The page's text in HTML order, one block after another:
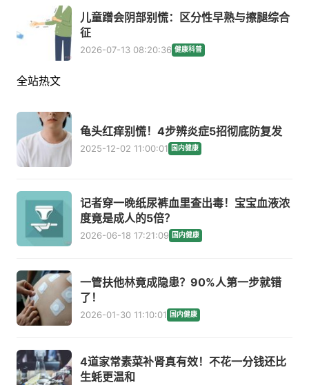
儿童蹭会阴部别慌：区分性早熟与擦腿综合
征
2026-07-13 08:20:36 健康科普
全站热文
龟头红痒别慌！4步辨炎症5招彻底防复发
2025-12-02 11:00:01 国内健康
记者穿一晚纸尿裤血里查出毒！宝宝血液浓
度竟是成人的5倍？
2026-06-18 17:21:09 国内健康
一管扶他林竟成隐患？90%人第一步就错
了！
2026-01-30 11:10:01 国内健康
4道家常素菜补肾真有效！不花一分钱还比
生蚝更温和